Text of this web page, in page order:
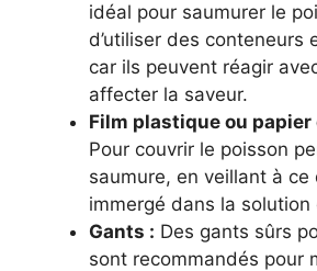
idéal pour saumurer le
d’utiliser des conteneurs
car ils peuvent réagir
affecter la saveur.
Film plastique ou papier
Pour couvrir le poisson
saumure, en veillant à ce
immergé dans la solution
Gants : Des gants sûrs
sont recommandés pour